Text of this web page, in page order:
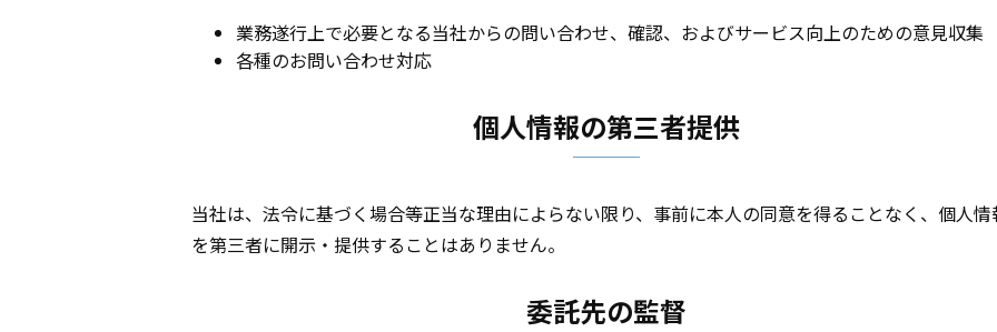
業務遂行上で必要となる当社からの問い合わせ、確認、およびサービス向上のための意見収集
各種のお問い合わせ対応
個人情報の第三者提供
当社は、法令に基づく場合等正当な理由によらない限り、事前に本人の同意を得ることなく、個人情
を第三者に開示・提供することはありません。
委託先の監督